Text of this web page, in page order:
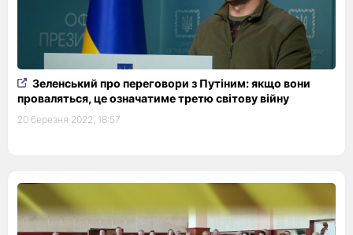
Зеленський про переговори з Путіним: якщо вони
проваляться, це означатиме третю світову війну
20 березня 2022, 18:57